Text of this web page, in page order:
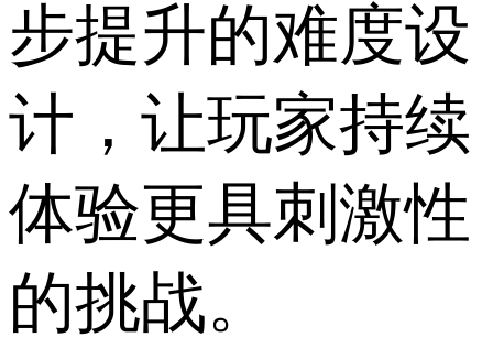
步提升的难度设
计，让玩家持续
体验更具刺激性
的挑战。